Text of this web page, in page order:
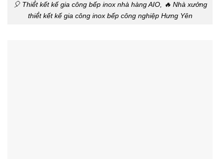
🎈 Thiế́t kết kế gia công bếp inox nhà hàng AIO, 🔥 Nhà xưởng
thiế́t kết kế gia công inox bếp công nghiệp Hưng Yên